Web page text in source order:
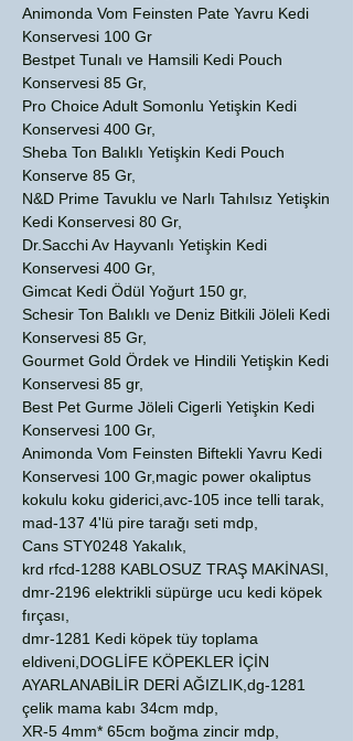
Animonda Vom Feinsten Pate Yavru Kedi
Konservesi 100 Gr
Bestpet Tunalı ve Hamsili Kedi Pouch
Konservesi 85 Gr,
Pro Choice Adult Somonlu Yetişkin Kedi
Konservesi 400 Gr,
Sheba Ton Balıklı Yetişkin Kedi Pouch
Konserve 85 Gr,
N&D Prime Tavuklu ve Narlı Tahılsız Yetişkin
Kedi Konservesi 80 Gr,
Dr.Sacchi Av Hayvanlı Yetişkin Kedi
Konservesi 400 Gr,
Gimcat Kedi Ödül Yoğurt 150 gr,
Schesir Ton Balıklı ve Deniz Bitkili Jöleli Kedi
Konservesi 85 Gr,
Gourmet Gold Ördek ve Hindili Yetişkin Kedi
Konservesi 85 gr,
Best Pet Gurme Jöleli Cigerli Yetişkin Kedi
Konservesi 100 Gr,
Animonda Vom Feinsten Biftekli Yavru Kedi
Konservesi 100 Gr,magic power okaliptus
kokulu koku giderici,avc-105 ince telli tarak,
mad-137 4'lü pire tarağı seti mdp,
Cans STY0248 Yakalık,
krd rfcd-1288 KABLOSUZ TRAŞ MAKİNASI,
dmr-2196 elektrikli süpürge ucu kedi köpek
fırçası,
dmr-1281 Kedi köpek tüy toplama
eldiveni,DOGLİFE KÖPEKLER İÇİN
AYARLANABİLİR DERİ AĞIZLIK,dg-1281
çelik mama kabı 34cm mdp,
XR-5 4mm* 65cm boğma zincir mdp,